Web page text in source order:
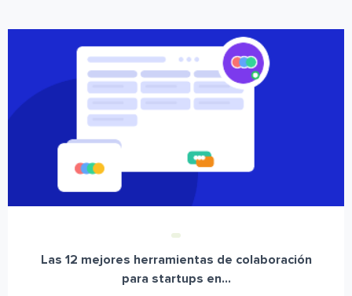
Las 12 mejores herramientas de colaboración
para startups en...